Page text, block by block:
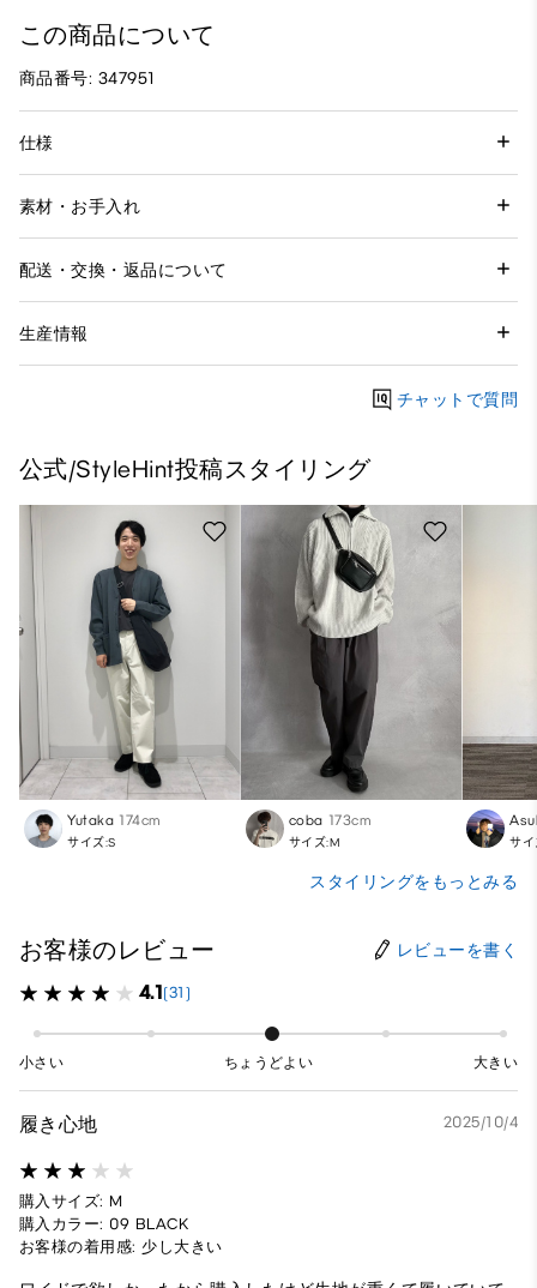
この商品について
商品番号: 347951
仕様
素材・お手入れ
配送・交換・返品について
生産情報
チャットで質問
公式/StyleHint投稿スタイリング
Yutaka 174cm
サイズ:S
coba 173cm
サイズ:M サイ
スタイリングをもっとみる
お客様のレビュー レビューを書く
4.1(31)
小さい ちょうどよい 大きい
履き心地 2025/10/4
購入サイズ: M
購入カラー: 09 BLACK
お客様の着用感: 少し大きい